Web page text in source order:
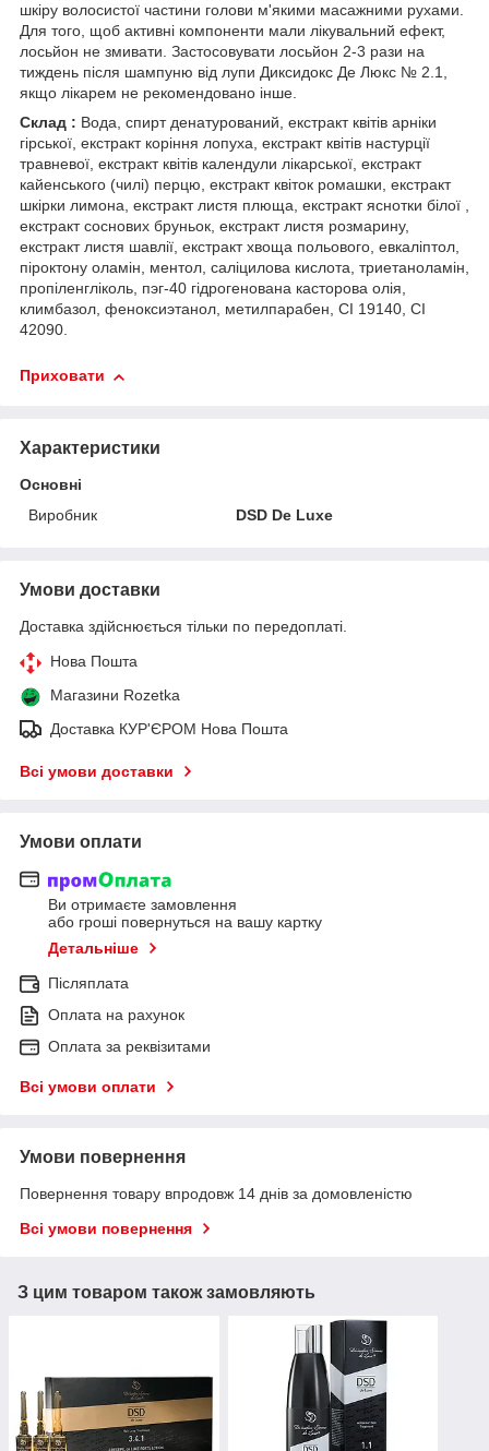
шкіру волосистої частини голови м'якими масажними рухами.
Для того, щоб активні компоненти мали лікувальний ефект,
лосьйон не змивати. Застосовувати лосьйон 2-3 рази на
тиждень після шампуню від лупи Диксидокс Де Люкс № 2.1,
якщо лікарем не рекомендовано інше.
Cклад : Вода, спирт денатурований, екстракт квітів арніки
гірської, екстракт коріння лопуха, екстракт квітів настурції
травневої, екстракт квітів календули лікарської, екстракт
кайенського (чилі) перцю, екстракт квіток ромашки, екстракт
шкірки лимона, екстракт листя плюща, екстракт яснотки білої ,
екстракт соснових бруньок, екстракт листя розмарину,
екстракт листя шавлії, екстракт хвоща польового, евкаліптол,
піроктону оламін, ментол, саліцилова кислота, триетаноламін,
пропіленгліколь, пэг-40 гідрогенована касторова олія,
климбазол, феноксиэтанол, метилпарабен, CI 19140, СI
42090.
Приховати
Характеристики
Основні
Виробник
DSD De Luxe
Умови доставки
Доставка здійснюється тільки по передоплаті.
Нова Пошта
Магазини Rozetka
Доставка КУР'ЄРОМ Нова Пошта
Всі умови доставки
Умови оплати
Ви отримаєте замовлення
або гроші повернуться на вашу картку
Детальніше
Післяплата
Оплата на рахунок
Оплата за реквізитами
Всі умови оплати
Умови повернення
Повернення товару впродовж 14 днів за домовленістю
Всі умови повернення
З цим товаром також замовляють